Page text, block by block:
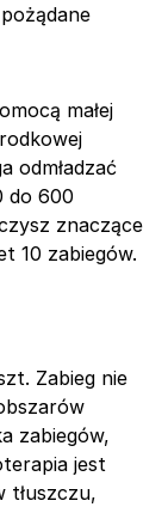
małej
odmładzać
do 600
znaczące
10 zabiegów.
Zabieg nie
zabiegów,
jest
tłuszczu,